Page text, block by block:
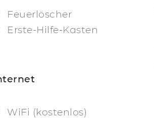
Feuerlöscher
Erste-Hilfe-Kasten
WiFi (kostenlos)